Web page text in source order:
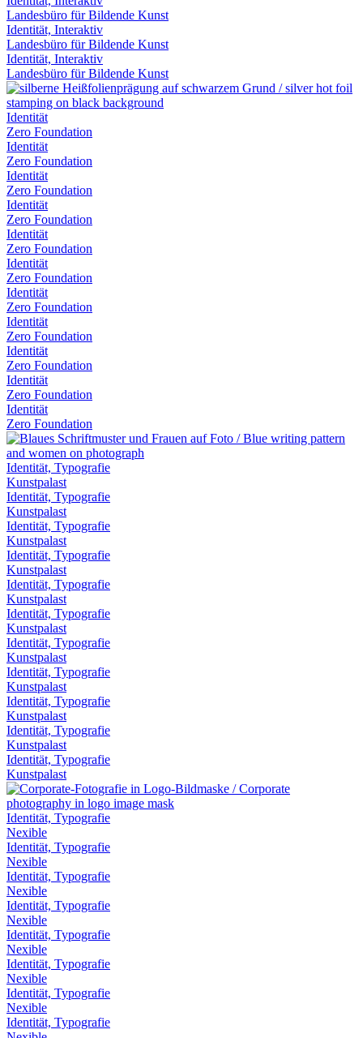
Landesbüro für Bildende Kunst
Identität, Interaktiv
Landesbüro für Bildende Kunst
Identität, Interaktiv
Landesbüro für Bildende Kunst
Identität
Zero Foundation
Identität
Zero Foundation
Identität
Zero Foundation
Identität
Zero Foundation
Identität
Zero Foundation
Identität
Zero Foundation
Identität
Zero Foundation
Identität
Zero Foundation
Identität
Zero Foundation
Identität
Zero Foundation
Identität
Zero Foundation
Identität, Typografie
Kunstpalast
Identität, Typografie
Kunstpalast
Identität, Typografie
Kunstpalast
Identität, Typografie
Kunstpalast
Identität, Typografie
Kunstpalast
Identität, Typografie
Kunstpalast
Identität, Typografie
Kunstpalast
Identität, Typografie
Kunstpalast
Identität, Typografie
Kunstpalast
Identität, Typografie
Kunstpalast
Identität, Typografie
Kunstpalast
Identität, Typografie
Nexible
Identität, Typografie
Nexible
Identität, Typografie
Nexible
Identität, Typografie
Nexible
Identität, Typografie
Nexible
Identität, Typografie
Nexible
Identität, Typografie
Nexible
Identität, Typografie